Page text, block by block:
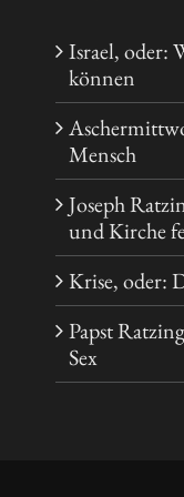
Israel, oder:
können
Mensch
Joseph
und Kirche
Krise, oder:
Papst
Sex